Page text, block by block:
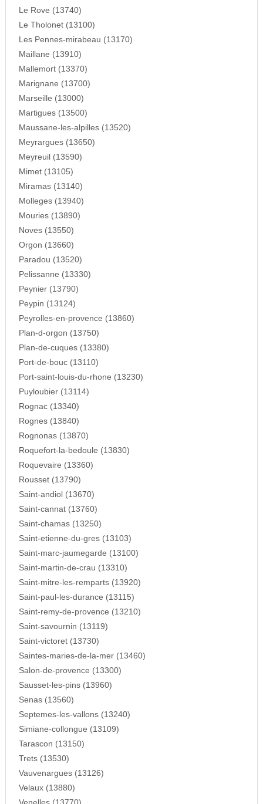
Le Rove (13740)
Le Tholonet (13100)
Les Pennes-mirabeau (13170)
Maillane (13910)
Mallemort (13370)
Marignane (13700)
Marseille (13000)
Martigues (13500)
Maussane-les-alpilles (13520)
Meyrargues (13650)
Meyreuil (13590)
Mimet (13105)
Miramas (13140)
Molleges (13940)
Mouries (13890)
Noves (13550)
Orgon (13660)
Paradou (13520)
Pelissanne (13330)
Peynier (13790)
Peypin (13124)
Peyrolles-en-provence (13860)
Plan-d-orgon (13750)
Plan-de-cuques (13380)
Port-de-bouc (13110)
Port-saint-louis-du-rhone (13230)
Puyloubier (13114)
Rognac (13340)
Rognes (13840)
Rognonas (13870)
Roquefort-la-bedoule (13830)
Roquevaire (13360)
Rousset (13790)
Saint-andiol (13670)
Saint-cannat (13760)
Saint-chamas (13250)
Saint-etienne-du-gres (13103)
Saint-marc-jaumegarde (13100)
Saint-martin-de-crau (13310)
Saint-mitre-les-remparts (13920)
Saint-paul-les-durance (13115)
Saint-remy-de-provence (13210)
Saint-savournin (13119)
Saint-victoret (13730)
Saintes-maries-de-la-mer (13460)
Salon-de-provence (13300)
Sausset-les-pins (13960)
Senas (13560)
Septemes-les-vallons (13240)
Simiane-collongue (13109)
Tarascon (13150)
Trets (13530)
Vauvenargues (13126)
Velaux (13880)